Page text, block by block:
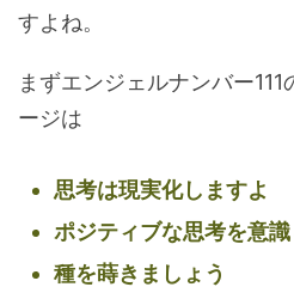
すよね。
まずエンジェルナンバー
ージは
思考は現実化しますよ
ポジティブな思考を意識
種を蒔きましょう